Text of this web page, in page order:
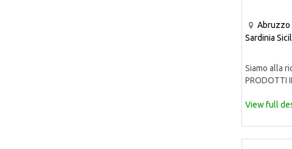
Abruzzo
Sardinia
Siamo alla
PRODOTTI
View full